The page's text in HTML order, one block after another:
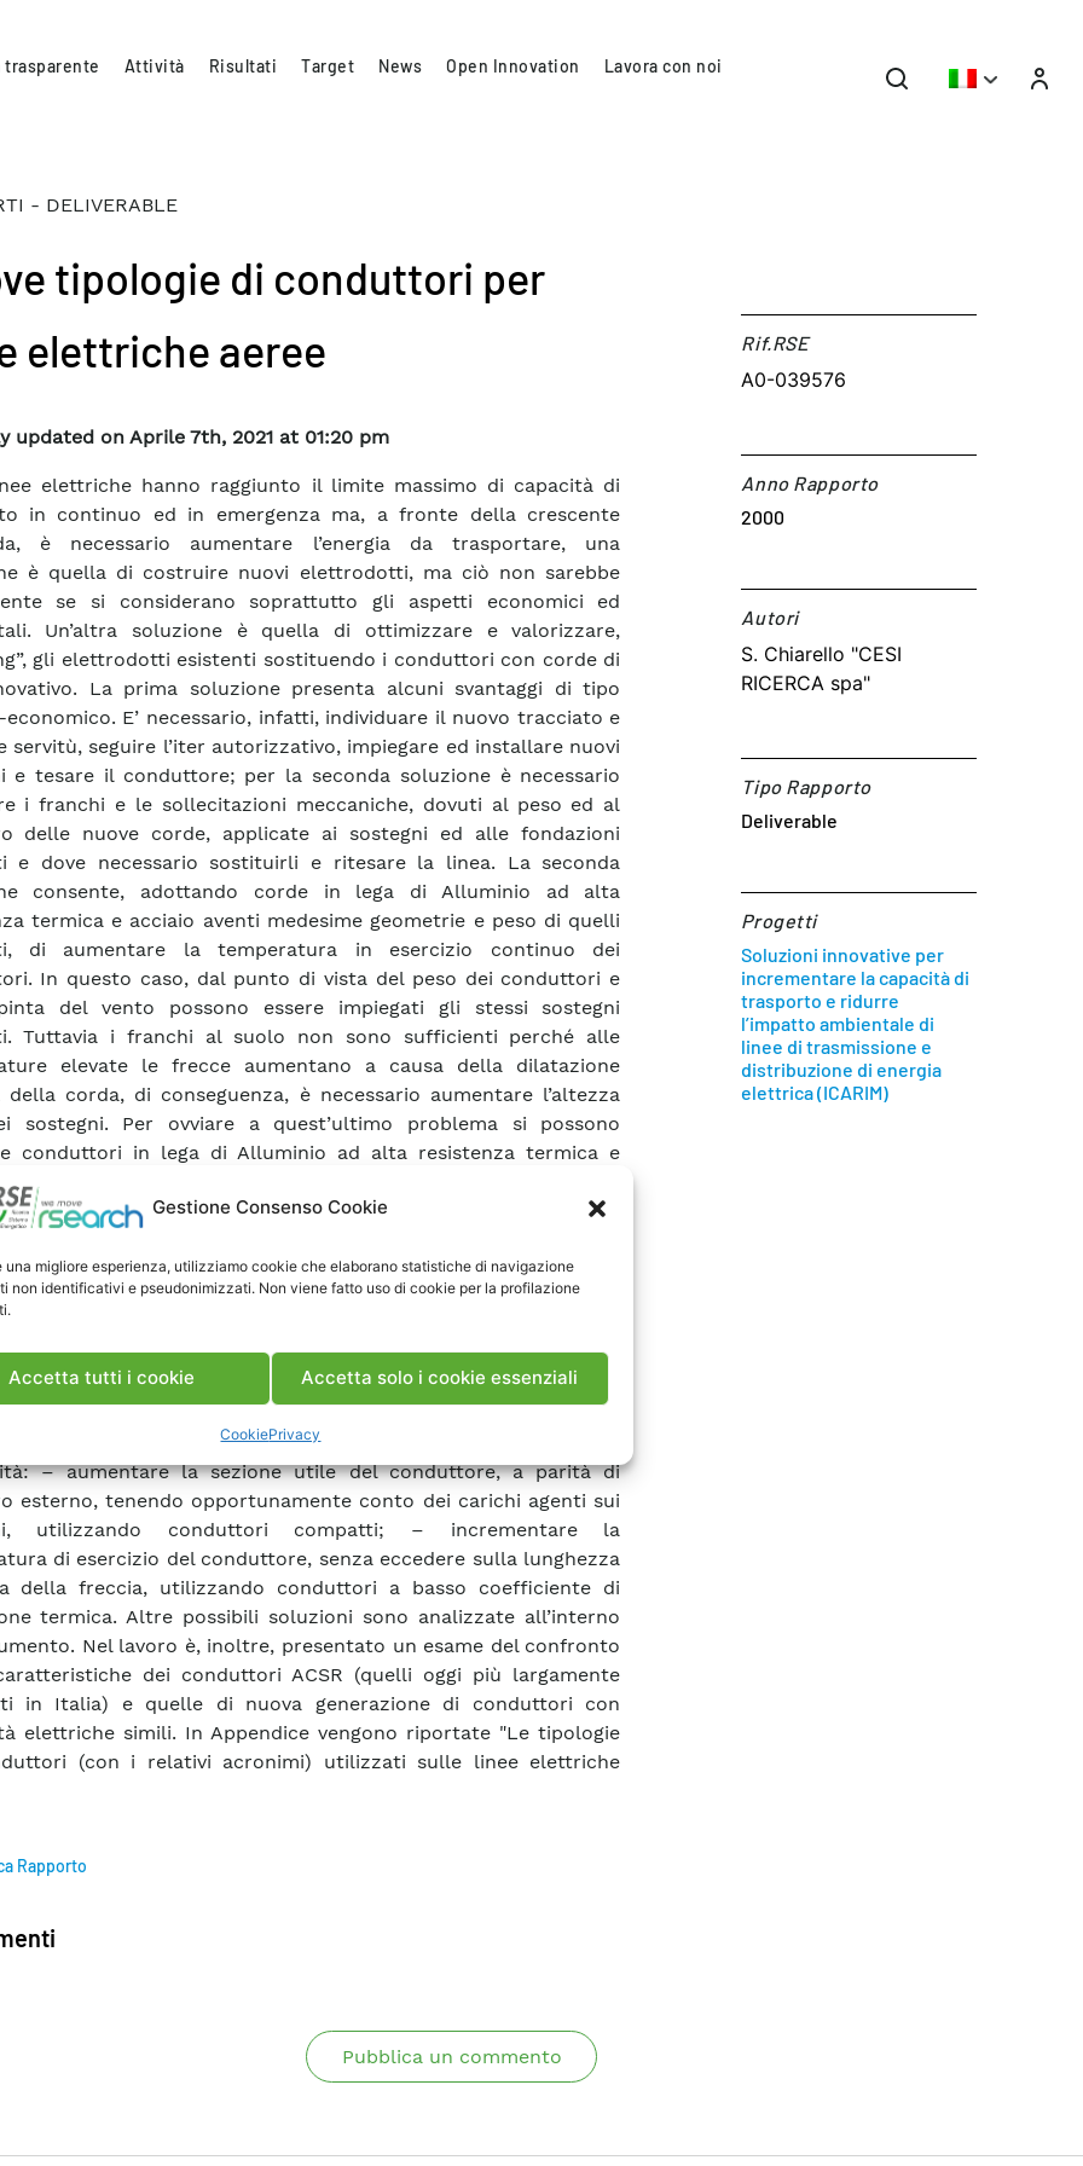
Gestione Consenso Cookie
una migliore esperienza, utilizziamo cookie che elaborano statistiche di navigazione
non identificativi e pseudonimizzati. Non viene fatto uso di cookie per la profilazione
Accetta tutti i cookie Accetta solo i cookie essenziali
CookiePrivacy
trasparente Attività Risultati Target News Open Innovation Lavora con noi
- DELIVERABLE
tipologie di conduttori per
elettriche aeree
updated on Aprile 7th, 2021 at 01:20 pm
elettriche hanno raggiunto il limite massimo di capacità di
in continuo ed in emergenza ma, a fronte della crescente
è necessario aumentare l’energia da trasportare, una
è quella di costruire nuovi elettrodotti, ma ciò non sarebbe
se si considerano soprattutto gli aspetti economici ed
Un’altra soluzione è quella di ottimizzare e valorizzare,
gli elettrodotti esistenti sostituendo i conduttori con corde di
La prima soluzione presenta alcuni svantaggi di tipo
E’ necessario, infatti, individuare il nuovo tracciato e
servitù, seguire l’iter autorizzativo, impiegare ed installare nuovi
e tesare il conduttore; per la seconda soluzione è necessario
i franchi e le sollecitazioni meccaniche, dovuti al peso ed al
delle nuove corde, applicate ai sostegni ed alle fondazioni
e dove necessario sostituirli e ritesare la linea. La seconda
consente, adottando corde in lega di Alluminio ad alta
termica e acciaio aventi medesime geometrie e peso di quelli
di aumentare la temperatura in esercizio continuo dei
In questo caso, dal punto di vista del peso dei conduttori e
del vento possono essere impiegati gli stessi sostegni
Tuttavia i franchi al suolo non sono sufficienti perché alle
elevate le frecce aumentano a causa della dilatazione
della corda, di conseguenza, è necessario aumentare l’altezza
sostegni. Per ovviare a quest’ultimo problema si possono
conduttori in lega di Alluminio ad alta resistenza termica e
basso coefficiente di espansione lineare) o di tipo Gap-Type
in seguito nel documento. La soluzione di “uprating” delle
difficoltà che la costruzione di nuove linee elettriche aeree
in ragione di una già un’intensa utilizzazione del territorio e
degradazione dei beni paesaggistici ed a seguito di
sensibilità della collettività verso i problemi ambientali. In
ambito l’adozione di nuove tipologie di conduttori permette un
della capacità di trasporto senza richiedere rilevanti
alla linea. Si possono considerare, ad esempio, le seguenti
– aumentare la sezione utile del conduttore, a parità di
esterno, tenendo opportunamente conto dei carichi agenti sui
utilizzando conduttori compatti; – incrementare la
di esercizio del conduttore, senza eccedere sulla lunghezza
della freccia, utilizzando conduttori a basso coefficiente di
termica. Altre possibili soluzioni sono analizzate all’interno
Nel lavoro è, inoltre, presentato un esame del confronto
dei conduttori ACSR (quelli oggi più largamente
in Italia) e quelle di nuova generazione di conduttori con
elettriche simili. In Appendice vengono riportate "Le tipologie
(con i relativi acronimi) utilizzati sulle linee elettriche
Rapporto
Rif.RSE​
A0-039576
Anno Rapporto
2000
Autori​
S. Chiarello "CESI
RICERCA spa"
Tipo Rapporto
Deliverable
Progetti
Soluzioni innovative per
incrementare la capacità di
trasporto e ridurre
l’impatto ambientale di
linee di trasmissione e
distribuzione di energia
elettrica (ICARIM)
Pubblica un commento